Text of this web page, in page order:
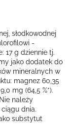
słodkowodnej
-
17 g dziennie tj.
jako dodatek do
mineralnych w
magnez 60,35
mg (64,5 %*).
należy
dnia.
substytut